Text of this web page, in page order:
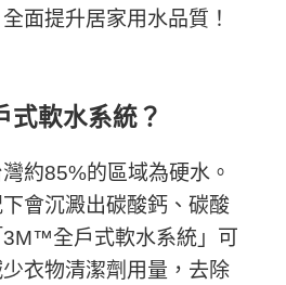
面提升居家用水品質！
式軟水系統？
約85%的區域為硬水。
會沉澱出碳酸鈣、碳酸
全戶式軟水系統」可
衣物清潔劑用量，去除